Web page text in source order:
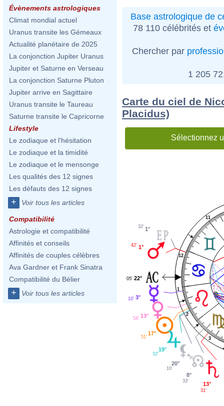
Évènements astrologiques
Climat mondial actuel
Uranus transite les Gémeaux
Actualité planétaire de 2025
La conjonction Jupiter Uranus
Jupiter et Saturne en Verseau
La conjonction Saturne Pluton
Jupiter arrive en Sagittaire
Uranus transite le Taureau
Saturne transite le Capricorne
Lifestyle
Le zodiaque et l'hésitation
Le zodiaque et la timidité
Le zodiaque et le mensonge
Les qualités des 12 signes
Les défauts des 12 signes
+ Voir tous les articles
Compatibilité
Astrologie et compatibilité
Affinités et conseils
Affinités de couples célèbres
Ava Gardner et Frank Sinatra
Compatibilité du Bélier
+ Voir tous les articles
Base astrologique de
78 110 célébrités et
Chercher par
1 205
Carte du ciel de
Placidus)
Sélectionnez
1
2
3
11
12
1°
32'
1°
42'
22°
05'
3°
10'
13°
54'
17°
51'
19°
32'
20°
10'
8°
33' 13°
31'